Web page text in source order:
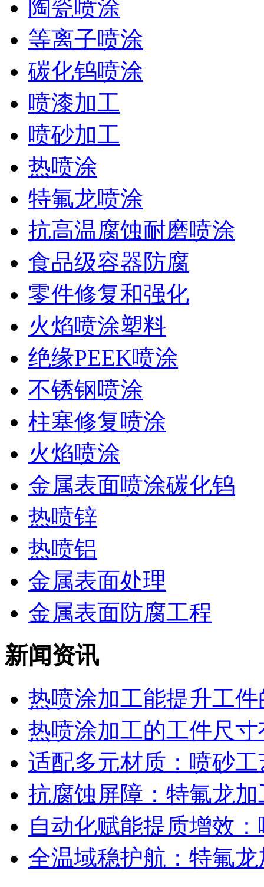
陶瓷喷涂
等离子喷涂
碳化钨喷涂
喷漆加工
喷砂加工
热喷涂
特氟龙喷涂
抗高温腐蚀耐磨喷涂
食品级容器防腐
零件修复和强化
火焰喷涂塑料
绝缘PEEK喷涂
不锈钢喷涂
柱塞修复喷涂
火焰喷涂
金属表面喷涂碳化钨
热喷锌
热喷铝
金属表面处理
金属表面防腐工程
新闻资讯
热喷涂加工能提升工件
热喷涂加工的工件尺寸
适配多元材质：喷砂工
抗腐蚀屏障：特氟龙加
自动化赋能提质增效
全温域稳护航：特氟龙